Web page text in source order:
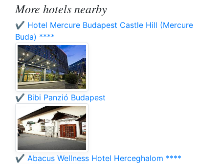
More hotels nearby
✔️ Hotel Mercure Budapest Castle Hill (Mercure
Buda) ****
✔️ Bibi Panzió Budapest
✔️ Abacus Wellness Hotel Herceghalom ****